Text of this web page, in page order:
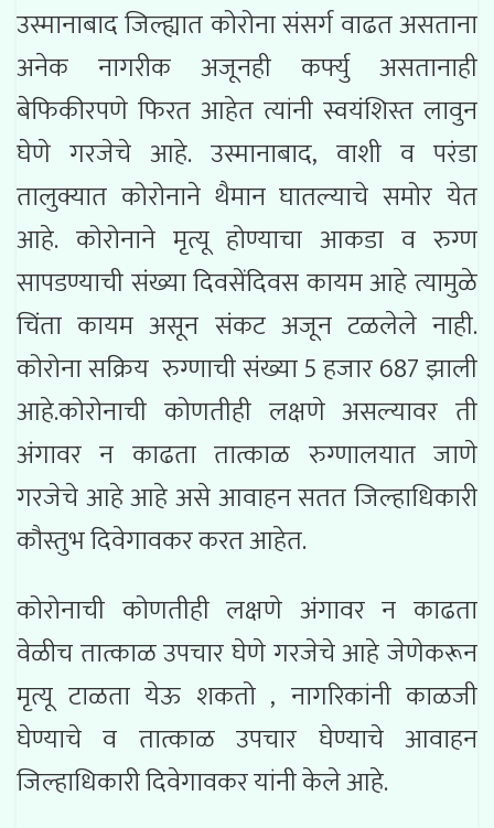
उस्मानाबाद जिल्ह्यात कोरोना संसर्ग वाढत असताना
अनेक नागरीक अजूनही कर्फ्यु असतानाही
बेफिकीरपणे फिरत आहेत त्यांनी स्वयंशिस्त लावुन
घेणे गरजेचे आहे. उस्मानाबाद, वाशी व परंडा
तालुक्यात कोरोनाने थैमान घातल्याचे समोर येत
आहे. कोरोनाने मृत्यू होण्याचा आकडा व रुग्ण
सापडण्याची संख्या दिवसेंदिवस कायम आहे त्यामुळे
चिंता कायम असून संकट अजून टळलेले नाही.
कोरोना सक्रिय रुग्णाची संख्या 5 हजार 687 झाली
आहे.कोरोनाची कोणतीही लक्षणे असल्यावर ती
अंगावर न काढता तात्काळ रुग्णालयात जाणे
गरजेचे आहे आहे असे आवाहन सतत जिल्हाधिकारी
कौस्तुभ दिवेगावकर करत आहेत.
कोरोनाची कोणतीही लक्षणे अंगावर न काढता
वेळीच तात्काळ उपचार घेणे गरजेचे आहे जेणेकरून
मृत्यू टाळता येऊ शकतो , नागरिकांनी काळजी
घेण्याचे व तात्काळ उपचार घेण्याचे आवाहन
जिल्हाधिकारी दिवेगावकर यांनी केले आहे.